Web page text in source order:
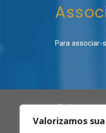
Valorizamos
Para associar-
Sobre